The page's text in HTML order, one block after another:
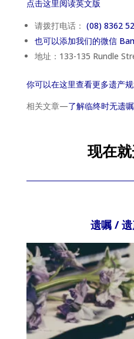
点击这里阅读英文版
请拨打电话： (08) 8362
也可以添加我们的微信
地址：133-135 Rundle
你可以在这里查看更多遗产
相关文章—了解临终时无遗
现在
遗嘱 /